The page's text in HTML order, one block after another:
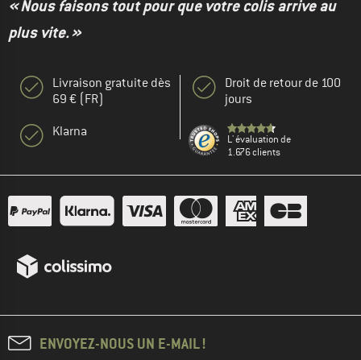
« Nous faisons tout pour que votre colis arrive au
plus vite. »
Livraison gratuite dès
69 € (FR)
Klarna
Droit de retour de 100
jours
L' évaluation de
1.676 clients
ENVOYEZ-NOUS UN E-MAIL !